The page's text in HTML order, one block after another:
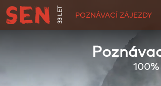
33 LET POZNÁVACÍ ZÁJEZDY
100%